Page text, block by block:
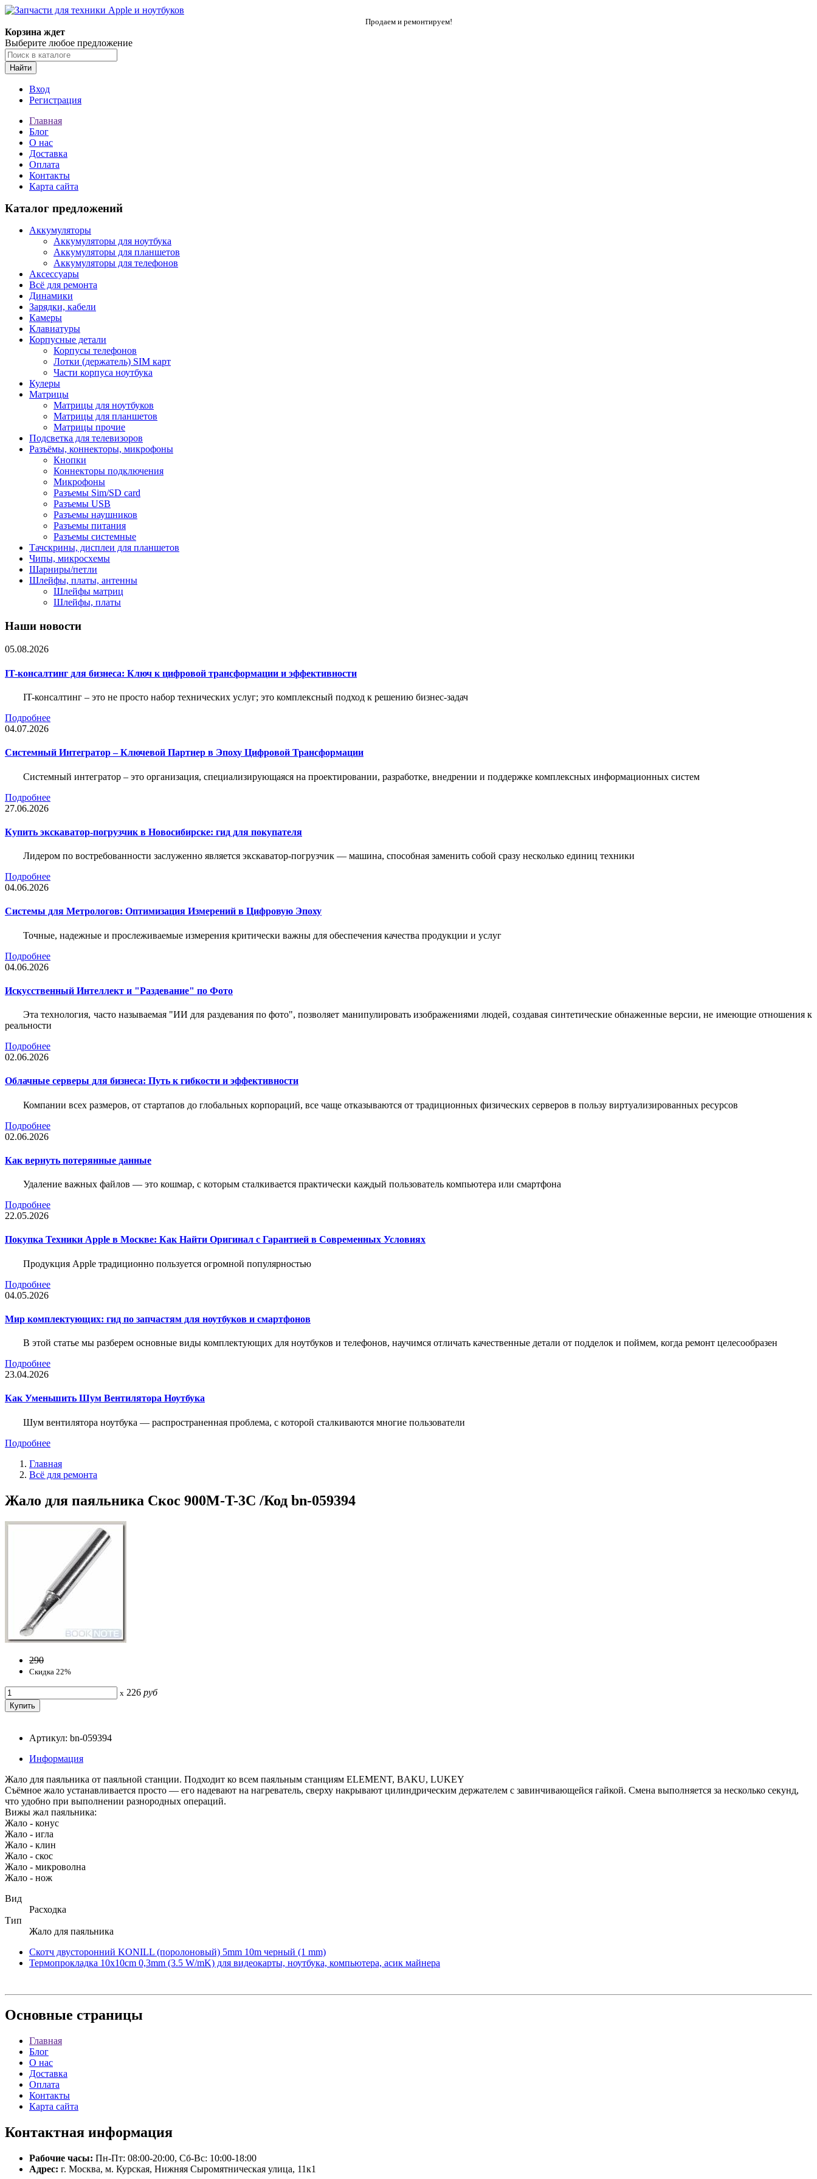
Продаем и ремонтируем!
Корзина ждет
Выберите любое предложение
Найти
Вход
Регистрация
Главная
Блог
О нас
Доставка
Оплата
Контакты
Карта сайта
Каталог предложений
Аккумуляторы
Аккумуляторы для ноутбука
Аккумуляторы для планшетов
Аккумуляторы для телефонов
Аксессуары
Всё для ремонта
Динамики
Зарядки, кабели
Камеры
Клавиатуры
Корпусные детали
Корпусы телефонов
Лотки (держатель) SIM карт
Части корпуса ноутбука
Кулеры
Матрицы
Матрицы для ноутбуков
Матрицы для планшетов
Матрицы прочие
Подсветка для телевизоров
Разъёмы, коннекторы, микрофоны
Кнопки
Коннекторы подключения
Микрофоны
Разъемы Sim/SD card
Разъемы USB
Разъемы наушников
Разъемы питания
Разъемы системные
Тачскрины, дисплеи для планшетов
Чипы, микросхемы
Шарниры/петли
Шлейфы, платы, антенны
Шлейфы матриц
Шлейфы, платы
Наши новости
05.08.2026
IT-консалтинг для бизнеса: Ключ к цифровой трансформации и эффективности
IT-консалтинг – это не просто набор технических услуг; это комплексный подход к решению бизнес-задач
Подробнее
04.07.2026
Системный Интегратор – Ключевой Партнер в Эпоху Цифровой Трансформации
Системный интегратор – это организация, специализирующаяся на проектировании, разработке, внедрении и поддержке комплексных информационных систем
Подробнее
27.06.2026
Купить экскаватор-погрузчик в Новосибирске: гид для покупателя
Лидером по востребованности заслуженно является экскаватор-погрузчик — машина, способная заменить собой сразу несколько единиц техники
Подробнее
04.06.2026
Системы для Метрологов: Оптимизация Измерений в Цифровую Эпоху
Точные, надежные и прослеживаемые измерения критически важны для обеспечения качества продукции и услуг
Подробнее
04.06.2026
Искусственный Интеллект и "Раздевание" по Фото
Эта технология, часто называемая "ИИ для раздевания по фото", позволяет манипулировать изображениями людей, создавая синтетические обнаженные версии, не имеющие отношения к
реальности
Подробнее
02.06.2026
Облачные серверы для бизнеса: Путь к гибкости и эффективности
Компании всех размеров, от стартапов до глобальных корпораций, все чаще отказываются от традиционных физических серверов в пользу виртуализированных ресурсов
Подробнее
02.06.2026
Как вернуть потерянные данные
Удаление важных файлов — это кошмар, с которым сталкивается практически каждый пользователь компьютера или смартфона
Подробнее
22.05.2026
Покупка Техники Apple в Москве: Как Найти Оригинал с Гарантией в Современных Условиях
Продукция Apple традиционно пользуется огромной популярностью
Подробнее
04.05.2026
Мир комплектующих: гид по запчастям для ноутбуков и смартфонов
В этой статье мы разберем основные виды комплектующих для ноутбуков и телефонов, научимся отличать качественные детали от подделок и поймем, когда ремонт целесообразен
Подробнее
23.04.2026
Как Уменьшить Шум Вентилятора Ноутбука
Шум вентилятора ноутбука — распространенная проблема, с которой сталкиваются многие пользователи
Подробнее
Главная
Всё для ремонта
Жало для паяльника Скос 900M-T-3C /Код bn-059394
290
Скидка 22%
x 226 руб
Артикул: bn-059394
Информация
Жало для паяльника от паяльной станции. Подходит ко всем паяльным станциям ELEMENT, BAKU, LUKEY
Съёмное жало устанавливается просто — его надевают на нагреватель, сверху накрывают цилиндрическим держателем с завинчивающейся гайкой. Смена выполняется за несколько секунд,
что удобно при выполнении разнородных операций.
Вижы жал паяльника:
Жало - конус
Жало - игла
Жало - клин
Жало - скос
Жало - микроволна
Жало - нож
Вид
Расходка
Тип
Жало для паяльника
Скотч двусторонний KONILL (поролоновый) 5mm 10m черный (1 mm)
Термопрокладка 10x10cm 0,3mm (3.5 W/mK) для видеокарты, ноутбука, компьютера, асик майнера
Основные страницы
Главная
Блог
О нас
Доставка
Оплата
Контакты
Карта сайта
Контактная информация
Рабочие часы: Пн-Пт: 08:00-20:00, Сб-Вс: 10:00-18:00
Адрес: г. Москва, м. Курская, Нижняя Сыромятническая улица, 11к1